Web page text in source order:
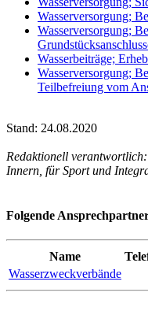
Wasserversorgung;
Wasserversorgung;
Wasserbeiträge;
Wasserversorgung;
Teilbefreiung vom
Stand: 24.08.2020
Redaktionell
Innern, für Sport und
Folgende
Name
Wasserzweckverbände